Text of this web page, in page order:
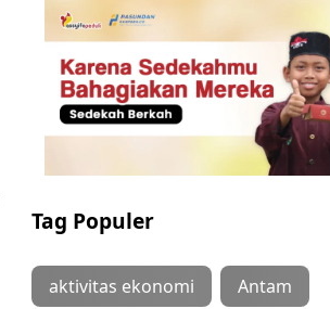
Tag Populer
aktivitas ekonomi Antam